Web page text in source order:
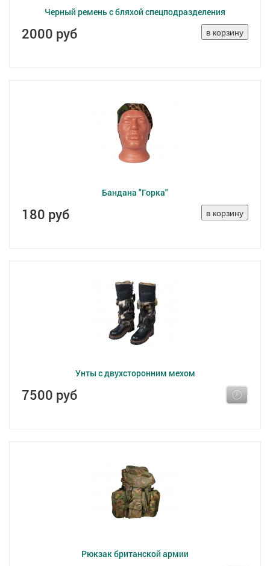
Черный ремень с бляхой спецподразделения
2000 руб
Бандана "Горка"
180 руб
Унты с двухсторонним мехом
7500 руб
Рюкзак британской армии